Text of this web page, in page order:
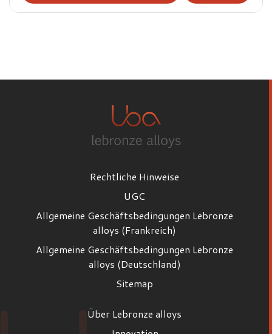
Rechtliche Hinweise
UGC
Allgemeine Geschäftsbedingungen Lebronze
alloys (Frankreich)
Allgemeine Geschäftsbedingungen Lebronze
alloys (Deutschland)
Sitemap
Über Lebronze alloys